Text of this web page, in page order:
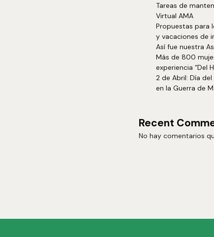
Tareas de
Virtual AMA
Propuestas para
y vacaciones de
Así fue nuestra
Más de 800
experiencia “Del
2 de Abril: Día
en la Guerra de
Recent
No hay comentarios